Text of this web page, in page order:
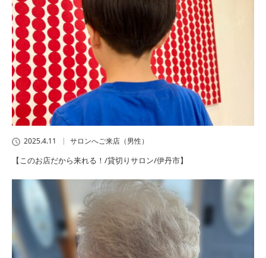
2025.4.11 サロンへご来店（男性）
【このお店だから来れる！/貸切りサロン/伊丹市】